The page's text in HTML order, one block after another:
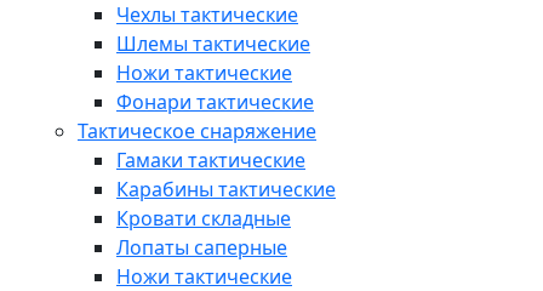
Чехлы тактические
Шлемы тактические
Ножи тактические
Фонари тактические
Тактическое снаряжение
Гамаки тактические
Карабины тактические
Кровати складные
Лопаты саперные
Ножи тактические